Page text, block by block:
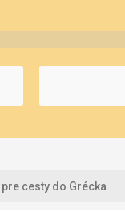
pre cesty do Grécka